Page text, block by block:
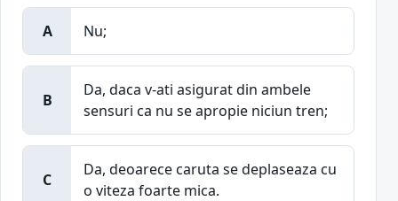
A Nu;
B
Da, daca v-ati asigurat din ambele
sensuri ca nu se apropie niciun tren;
C
Da, deoarece caruta se deplaseaza cu
o viteza foarte mica.